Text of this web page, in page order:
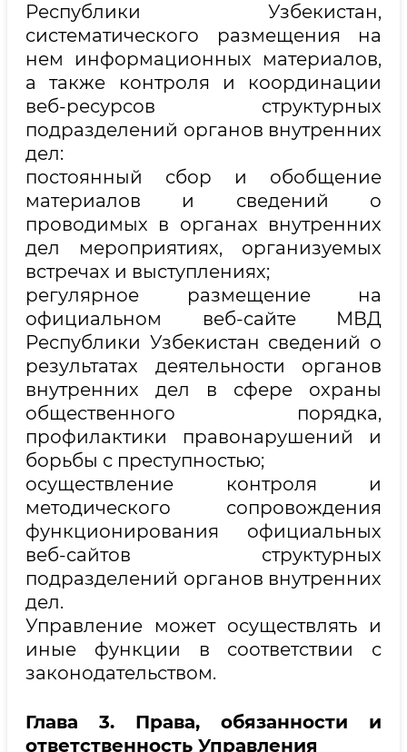
Республики Узбекистан,
систематического размещения на
нем информационных материалов,
а также контроля и координации
веб-ресурсов структурных
подразделений органов внутренних
дел:
постоянный сбор и обобщение
материалов и сведений о
проводимых в органах внутренних
дел мероприятиях, организуемых
встречах и выступлениях;
регулярное размещение на
официальном веб-сайте МВД
Республики Узбекистан сведений о
результатах деятельности органов
внутренних дел в сфере охраны
общественного порядка,
профилактики правонарушений и
борьбы с преступностью;
осуществление контроля и
методического сопровождения
функционирования официальных
веб-сайтов структурных
подразделений органов внутренних
дел.
Управление может осуществлять и
иные функции в соответствии с
законодательством.
Глава 3. Права, обязанности и
ответственность Управления